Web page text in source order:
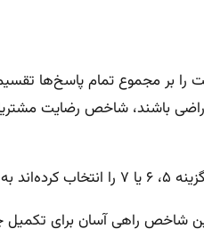
این شاخص راهی آسان برای